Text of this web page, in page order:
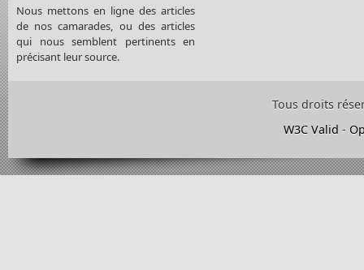
Nous mettons en ligne des articles
de nos camarades, ou des articles
qui nous semblent pertinents en
précisant leur source.
Tous droits
W3C Valid -